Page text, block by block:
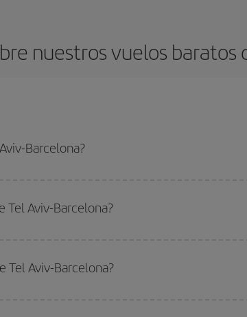
nuestros vuelos baratos
Barcelona?
Tel Aviv-Barcelona?
sobre todo si estás pensando en una escapada de fin de
Tel Aviv-Barcelona?